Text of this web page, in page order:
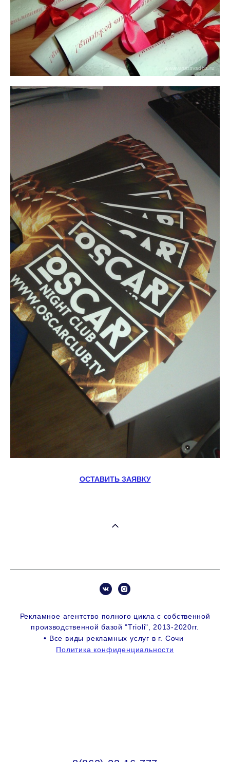
ОСТАВИТЬ ЗАЯВКУ
Рекламное агентство полного цикла с собственной
производственной базой "Trioli", 2013-2020гг.
• Все виды рекламных услуг в г. Сочи
Политика конфиденциальности